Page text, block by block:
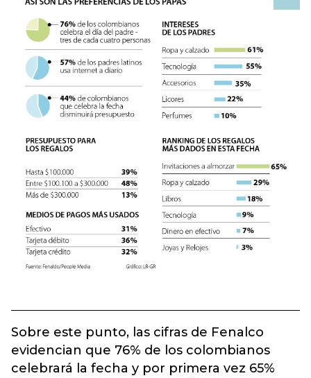
Sobre este punto, las cifras de Fenalco
evidencian que 76% de los colombianos
celebrará la fecha y por primera vez 65%